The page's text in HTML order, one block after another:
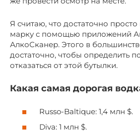
Я считаю, что достаточно
марку с помощью приложений
АлкоСканер. Этого в
достаточно, чтобы определить
отказаться от этой бутылки.
Какая самая дорогая
Russo-Baltique: 1,4 млн $.
Diva: 1 млн $.